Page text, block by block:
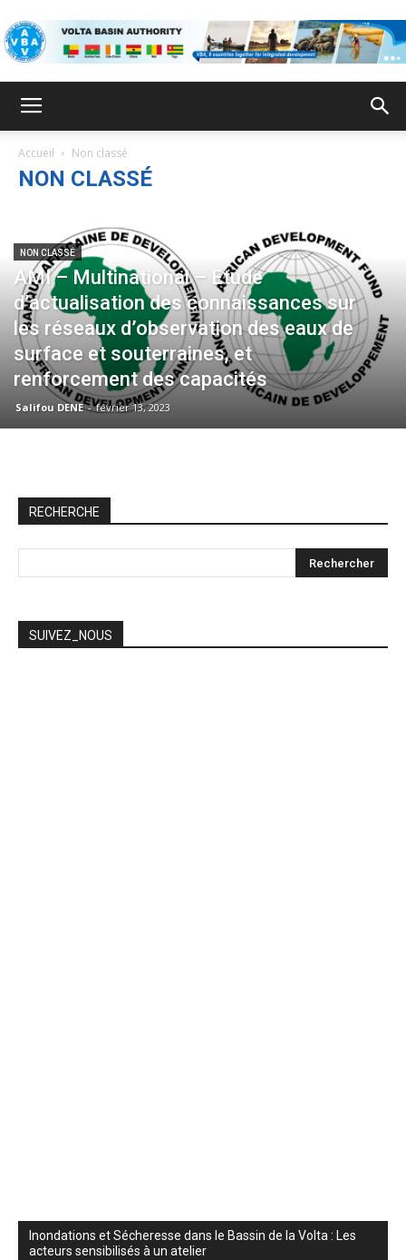
Accueil Non classé
NON CLASSÉ
NON CLASSÉ
AMI – Multinational – Etude
d’actualisation des connaissances sur
les réseaux d’observation des eaux de
surface et souterraines, et
renforcement des capacités
Salifou DENE - février 13, 2023
RECHERCHE
SUIVEZ_NOUS
Inondations et Sécheresse dans le Bassin de la Volta : Les
acteurs sensibilisés à un atelier